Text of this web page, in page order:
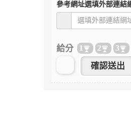
參考網址選填外部連結
給分 1 2 3